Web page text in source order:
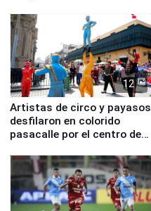
12
Artistas de circo y payasos
desfilaron en colorido
pasacalle por el centro de